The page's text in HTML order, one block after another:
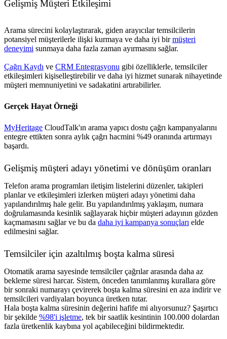
Gelişmiş Müşteri Etkileşimi
Arama sürecini kolaylaştırarak, giden arayıcılar temsilcilerin
potansiyel müşterilerle ilişki kurmaya ve daha iyi birmüşteri
deneyimi sunmaya daha fazla zaman ayırmasını sağlar.
Çağrı Kaydı ve CRM Entegrasyonu gibi özelliklerle, temsilciler
etkileşimleri kişiselleştirebilir ve daha iyi hizmet sunarak nihayetinde
müşteri memnuniyetini ve sadakatini artırabilirler.
Gerçek Hayat Örneği
MyHeritage CloudTalk'ın arama yapıcı dostu çağrı kampanyalarını
entegre ettikten sonra aylık çağrı hacmini %49 oranında artırmayı
başardı.
Gelişmiş müşteri adayı yönetimi ve dönüşüm oranları
Telefon arama programları iletişim listelerini düzenler, takipleri
planlar ve etkileşimleri izlerken müşteri adayı yönetimi daha
yapılandırılmış hale gelir. Bu yapılandırılmış yaklaşım, numara
doğrulamasında kesinlik sağlayarak hiçbir müşteri adayının gözden
kaçmamasını sağlar ve bu da daha iyi kampanya sonuçları elde
edilmesini sağlar.
Temsilciler için azaltılmış boşta kalma süresi
Otomatik arama sayesinde temsilciler çağrılar arasında daha az
bekleme süresi harcar. Sistem, önceden tanımlanmış kurallara göre
bir sonraki numarayı çevirerek boşta kalma süresini en aza indirir ve
temsilcileri vardiyaları boyunca üretken tutar.
Hala boşta kalma süresinin değerini hafife mi alıyorsunuz? Şaşırtıcı
bir şekilde %98'i işletme, tek bir saatlik kesintinin 100.000 dolardan
fazla üretkenlik kaybına yol açabileceğini bildirmektedir.